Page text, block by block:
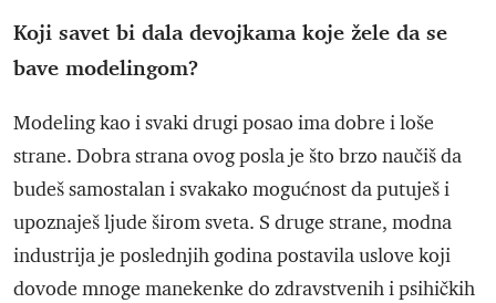
Koji savet bi dala devojkama koje žele da se
bave modelingom?
Modeling kao i svaki drugi posao ima dobre i loše
strane. Dobra strana ovog posla je što brzo naučiš da
budeš samostalan i svakako mogućnost da putuješ i
upoznaješ ljude širom sveta. S druge strane, modna
industrija je poslednjih godina postavila uslove koji
dovode mnoge manekenke do zdravstvenih i psihičkih